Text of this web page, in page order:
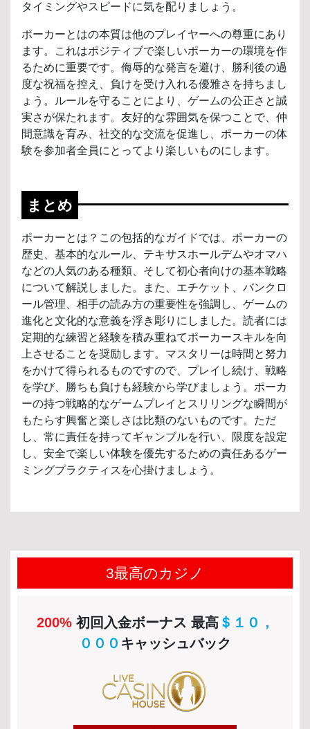
タイミングやスピードに気を配りましょう。
ポーカーとはの本質は他のプレイヤーへの尊重にあり
ます。これはポジティブで楽しいポーカーの環境を作
るために重要です。侮辱的な発言を避け、勝利後の過
度な祝福を控え、負けを受け入れる優雅さを持ちまし
ょう。ルールを守ることにより、ゲームの公正さと誠
実さが保たれます。友好的な雰囲気を保つことで、仲
間意識を育み、社交的な交流を促進し、ポーカーの体
験を参加者全員にとってより楽しいものにします。
まとめ
ポーカーとは？この包括的なガイドでは、ポーカーの
歴史、基本的なルール、テキサスホールデムやオマハ
などの人気のある種類、そして初心者向けの基本戦略
について解説しました。また、エチケット、バンクロ
ール管理、相手の読み方の重要性を強調し、ゲームの
進化と文化的な意義を浮き彫りにしました。読者には
定期的な練習と経験を積み重ねてポーカースキルを向
上させることを奨励します。マスタリーは時間と努力
をかけて得られるものですので、プレイし続け、戦略
を学び、勝ちも負けも経験から学びましょう。ポーカ
ーの持つ戦略的なゲームプレイとスリリングな瞬間が
もたらす興奮と楽しさは比類のないものです。ただ
し、常に責任を持ってギャンブルを行い、限度を設定
し、安全で楽しい体験を優先するための責任あるゲー
ミングプラクティスを心掛けましょう。
3最高のカジノ
200%初回入金ボーナス 最高＄１０，
０００ キャッシュバック